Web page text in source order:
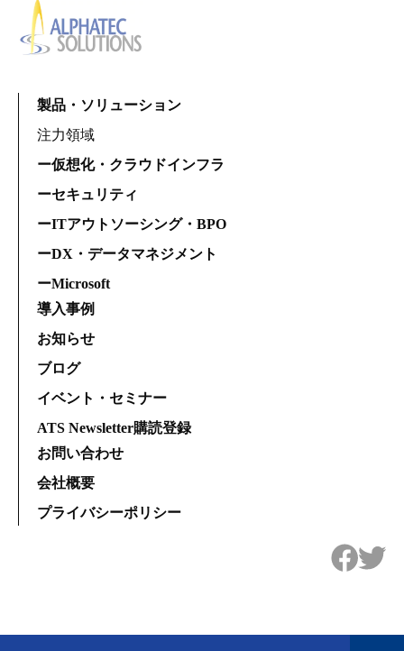
製品・ソリューション
注力領域
ー仮想化・クラウドインフラ
ーセキュリティ
ーITアウトソーシング・BPO
ーDX・データマネジメント
ーMicrosoft
導入事例
お知らせ
ブログ
イベント・セミナー
ATS Newsletter購読登録
お問い合わせ
会社概要
プライバシーポリシー